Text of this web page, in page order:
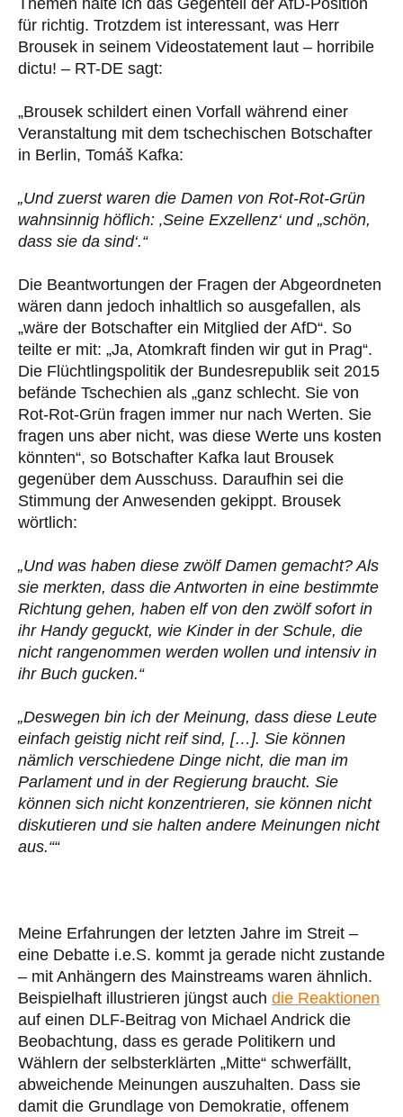
für richtig. Trotzdem ist interessant, was Herr
Brousek in seinem Videostatement laut – horribile
dictu! – RT-DE sagt:
„Brousek schildert einen Vorfall während einer
Veranstaltung mit dem tschechischen Botschafter
in Berlin, Tomáš Kafka:
„Und zuerst waren die Damen von Rot-Rot-Grün
wahnsinnig höflich: ‚Seine Exzellenz‘ und „schön,
dass sie da sind‘.“
Die Beantwortungen der Fragen der Abgeordneten
wären dann jedoch inhaltlich so ausgefallen, als
„wäre der Botschafter ein Mitglied der AfD“. So
teilte er mit: „Ja, Atomkraft finden wir gut in Prag“.
Die Flüchtlingspolitik der Bundesrepublik seit 2015
befände Tschechien als „ganz schlecht. Sie von
Rot-Rot-Grün fragen immer nur nach Werten. Sie
fragen uns aber nicht, was diese Werte uns kosten
könnten“, so Botschafter Kafka laut Brousek
gegenüber dem Ausschuss. Daraufhin sei die
Stimmung der Anwesenden gekippt. Brousek
wörtlich:
„Und was haben diese zwölf Damen gemacht? Als
sie merkten, dass die Antworten in eine bestimmte
Richtung gehen, haben elf von den zwölf sofort in
ihr Handy geguckt, wie Kinder in der Schule, die
nicht rangenommen werden wollen und intensiv in
ihr Buch gucken.“
„Deswegen bin ich der Meinung, dass diese Leute
einfach geistig nicht reif sind, […]. Sie können
nämlich verschiedene Dinge nicht, die man im
Parlament und in der Regierung braucht. Sie
können sich nicht konzentrieren, sie können nicht
diskutieren und sie halten andere Meinungen nicht
aus.““
Meine Erfahrungen der letzten Jahre im Streit –
eine Debatte i.e.S. kommt ja gerade nicht zustande
– mit Anhängern des Mainstreams waren ähnlich.
Beispielhaft illustrieren jüngst auch die Reaktionen
auf einen DLF-Beitrag von Michael Andrick die
Beobachtung, dass es gerade Politikern und
Wählern der selbsterklärten „Mitte“ schwerfällt,
abweichende Meinungen auszuhalten. Dass sie
damit die Grundlage von Demokratie, offenem